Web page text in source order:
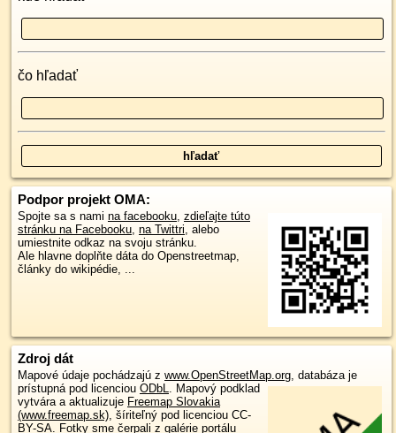
čo hľadať
Podpor projekt OMA:
Spojte sa s nami na facebooku, zdieľajte túto
stránku na Facebooku, na Twittri, alebo
umiestnite odkaz na svoju stránku.
Ale hlavne doplňte dáta do Openstreetmap,
články do wikipédie, ...
Zdroj dát
Mapové údaje pochádzajú z www.OpenStreetMap.org, databáza je
prístupná pod licenciou ODbL. Mapový podklad
vytvára a aktualizuje Freemap Slovakia
(www.freemap.sk), šíriteľný pod licenciou CC-
BY-SA. Fotky sme čerpali z galérie portálu